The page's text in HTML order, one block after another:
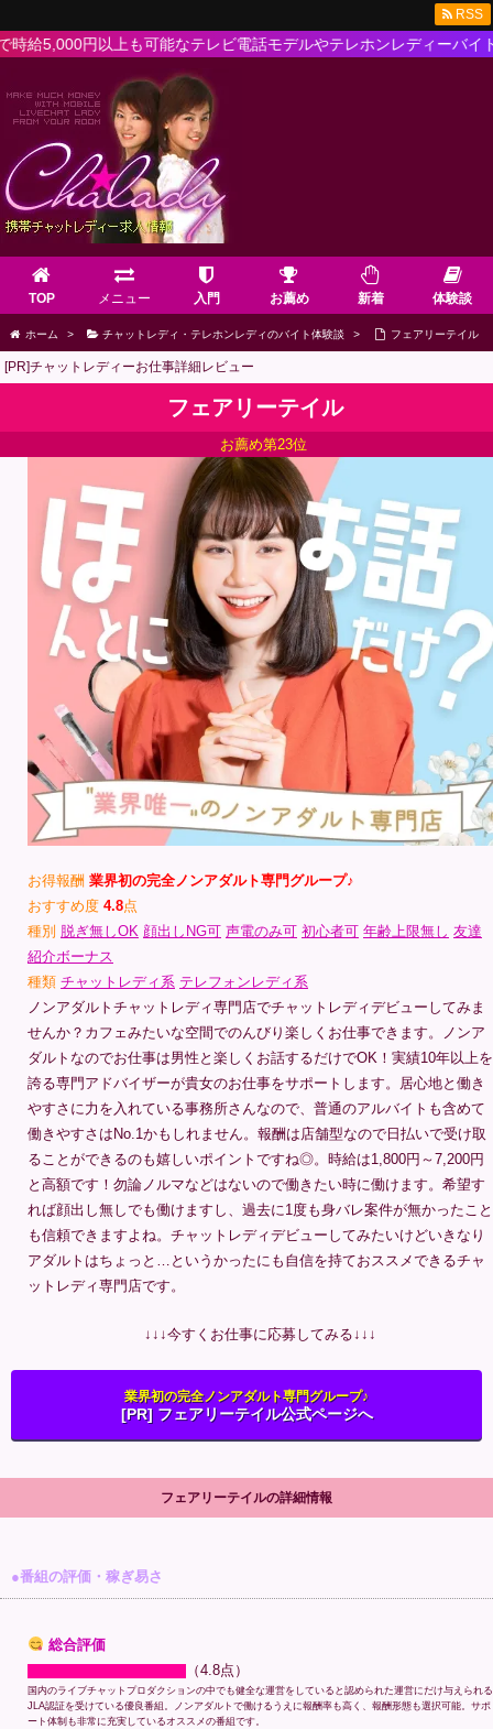
円以上も可能なテレビ電話モデルやテレホンレディーバイト求人
TOP メニュー 入門 お薦め 新着 体験談
RSS
ホーム > チャットレディ・テレホンレディのバイト体験談 > フェアリーテイル
[PR]チャットレディーお仕事詳細レビュー
フェアリーテイル
お薦め第23位
お得報酬 業界初の完全ノンアダルト専門グループ♪
おすすめ度 4.8点
種別 脱ぎ無しOK 顔出しNG可 声電のみ可 初心者可 年齢上限無し 友達
紹介ボーナス
種類 チャットレディ系 テレフォンレディ系
ノンアダルトチャットレディ専門店でチャットレディデビューしてみま
せんか？カフェみたいな空間でのんびり楽しくお仕事できます。ノンア
ダルトなのでお仕事は男性と楽しくお話するだけでOK！実績10年以上を
誇る専門アドバイザーが貴女のお仕事をサポートします。居心地と働き
やすさに力を入れている事務所さんなので、普通のアルバイトも含めて
働きやすさはNo.1かもしれません。報酬は店舗型なので日払いで受け取
ることができるのも嬉しいポイントですね◎。時給は1,800円～7,200円
と高額です！勿論ノルマなどはないので働きたい時に働けます。希望す
れば顔出し無しでも働けますし、過去に1度も身バレ案件が無かったこと
も信頼できますよね。チャットレディデビューしてみたいけどいきなり
アダルトはちょっと…というかったにも自信を持ておススメできるチャ
ットレディ専門店です。
↓↓↓今すくお仕事に応募してみる↓↓↓
業界初の完全ノンアダルト専門グループ♪
[PR] フェアリーテイル公式ページへ
フェアリーテイルの詳細情報
●番組の評価・稼ぎ易さ
総合評価
（4.8点）
国内のライブチャットプロダクションの中でも健全な運営をしていると認められた運営にだけ与えられる
JLA認証を受けている優良番組。ノンアダルトで働けるうえに報酬率も高く、報酬形態も選択可能。サポ
ート体制も非常に充実しているオススメの番組です。